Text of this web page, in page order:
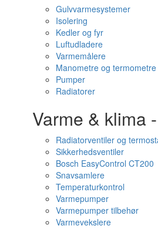
Gulvvarmesystemer
Isolering
Kedler og fyr
Luftudladere
Varmemålere
Manometre og termometre
Pumper
Radiatorer
Varme & klima
Radiatorventiler og
Sikkerhedsventiler
Bosch EasyControl CT200
Snavsamlere
Temperaturkontrol
Varmepumper
Varmepumper tilbehør
Varmevekslere